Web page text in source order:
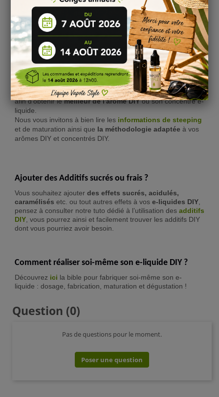
Il est fortement recommandé pour une conservation à long
terme de stocker vos
arômes DIY ou vosconcentrés e-
liquide s à température basse... toutes les informations sont
disponibles dans notre rubrique
explications et conseils
pour bien réussir son
DIY liquide
Comment bien steeper son e-liquide DIY ?
La maturation d'un e-liquide DIY est essentielle et importante
afin d'obtenir lemeilleur de l'arôme DIYou son concentré e-
liquide.
Nous vous invitons à bien lire les informations de steeping
et de maturation ainsi que la méthodologie adaptée à vos
arômes DIY et concentrés DIY.
Ajouter des Additifs sucrés ou frais ?
Vous souhaitez ajouter des effets sucrés, acidulés,
caramélisés etc. ou tout autres effets à vos e-liquides DIY,
pensez à consulter notre tuto dédié à l’utilisation des additifs
DIY, vous pourrez ainsi et facilement trouver les additifs DIY
dont vous pourriez avoir besoin.
Comment réaliser soi-même son e-liquide DIY ?
Découvrez ici la bible pour fabriquer soi-même son e-
liquide : dosage, fabrication, maturation et dégustation !
Question (0)
Pas de questions pour le moment.
Poser une question